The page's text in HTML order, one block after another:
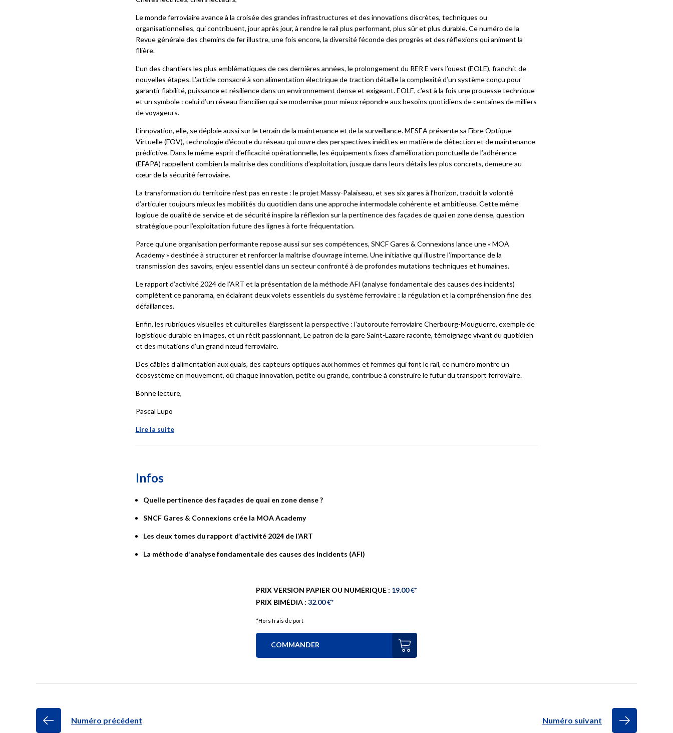
fonctionnement sur la durée de vie de l’ouvrage.
Le monde ferroviaire avance à la croisée des grandes infrastructures et des innovations discrètes, techniques ou
organisationnelles, qui contribuent, jour après jour, à rendre le rail plus performant, plus sûr et plus durable. Ce numéro de la
Revue générale des chemins de fer illustre, une fois encore, la diversité féconde des progrès et des réflexions qui animent la
filière.
L’un des chantiers les plus emblématiques de ces dernières années, le prolongement du RER E vers l’ouest (EOLE), franchit de
nouvelles étapes. L’article consacré à son alimentation électrique de traction détaille la complexité d’un système conçu pour
garantir fiabilité, puissance et résilience dans un environnement dense et exigeant. EOLE, c’est à la fois une prouesse technique
et un symbole : celui d’un réseau francilien qui se modernise pour mieux répondre aux besoins quotidiens de centaines de milliers
de voyageurs.
L’innovation, elle, se déploie aussi sur le terrain de la maintenance et de la surveillance. MESEA présente sa Fibre Optique
Virtuelle (FOV), technologie d’écoute du réseau qui ouvre des perspectives inédites en matière de détection et de maintenance
prédictive. Dans le même esprit d’efficacité opérationnelle, les équipements fixes d’amélioration ponctuelle de l’adhérence
(EFAPA) rappellent combien la maîtrise des conditions d’exploitation, jusque dans leurs détails les plus concrets, demeure au
cœur de la sécurité ferroviaire.
La transformation du territoire n’est pas en reste : le projet Massy-Palaiseau, et ses six gares à l’horizon, traduit la volonté
d’articuler toujours mieux les mobilités du quotidien dans une approche intermodale cohérente et ambitieuse. Cette même
logique de qualité de service et de sécurité inspire la réflexion sur la pertinence des façades de quai en zone dense, question
stratégique pour l’exploitation future des lignes à forte fréquentation.
Parce qu’une organisation performante repose aussi sur ses compétences, SNCF Gares & Connexions lance une « MOA
Academy » destinée à structurer et renforcer la maîtrise d’ouvrage interne. Une initiative qui illustre l’importance de la
transmission des savoirs, enjeu essentiel dans un secteur confronté à de profondes mutations techniques et humaines.
Le rapport d’activité 2024 de l’ART et la présentation de la méthode AFI (analyse fondamentale des causes des incidents)
complètent ce panorama, en éclairant deux volets essentiels du système ferroviaire : la régulation et la compréhension fine des
défaillances.
Enfin, les rubriques visuelles et culturelles élargissent la perspective : l’autoroute ferroviaire Cherbourg-Mouguerre, exemple de
logistique durable en images, et un récit passionnant, Le patron de la gare Saint-Lazare raconte, témoignage vivant du quotidien
et des mutations d’un grand nœud ferroviaire.
Des câbles d’alimentation aux quais, des capteurs optiques aux hommes et femmes qui font le rail, ce numéro montre un
écosystème en mouvement, où chaque innovation, petite ou grande, contribue à construire le futur du transport ferroviaire.
Bonne lecture,
Pascal Lupo
Lire la suite
Infos
Quelle pertinence des façades de quai en zone dense ?
SNCF Gares & Connexions crée la MOA Academy
Les deux tomes du rapport d’activité 2024 de l’ART
La méthode d’analyse fondamentale des causes des incidents (AFI)
PRIX VERSION PAPIER OU NUMÉRIQUE : 19.00 €*
PRIX BIMÉDIA : 32.00 €*
*Hors frais de port
COMMANDER
Numéro précédent Numéro suivant